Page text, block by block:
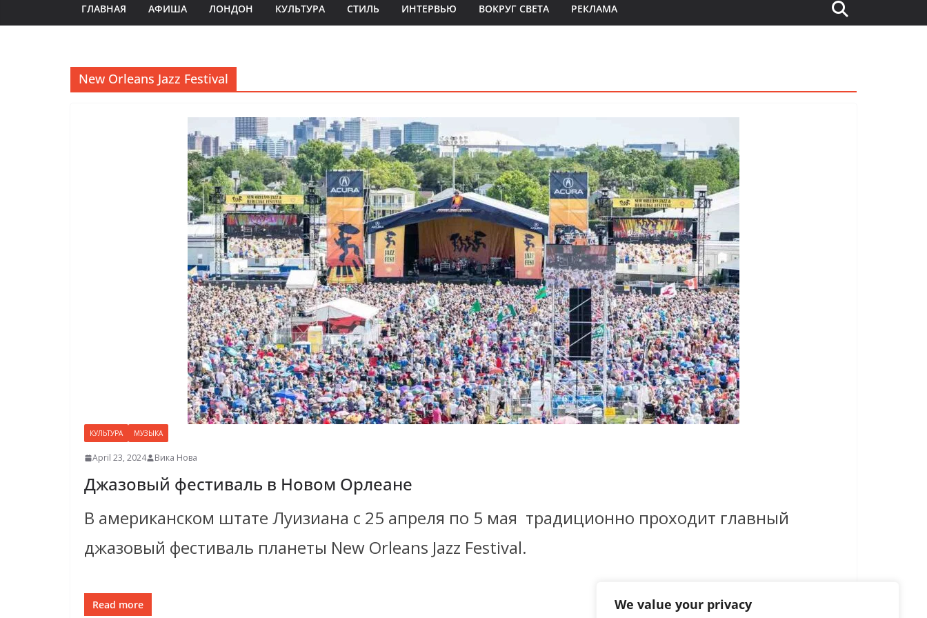
We value your privacy
ГЛАВНАЯ АФИША ЛОНДОН КУЛЬТУРА СТИЛЬ ИНТЕРВЬЮ ВОКРУГ СВЕТА РЕКЛАМА
New Orleans Jazz Festival
КУЛЬТУРА МУЗЫКА
April 23, 2024 Вика Нова
Джазовый фестиваль в Новом Орлеане
В американском штате Луизиана с 25 апреля по 5 мая традиционно проходит главный
джазовый фестиваль планеты New Orleans Jazz Festival.
Read more